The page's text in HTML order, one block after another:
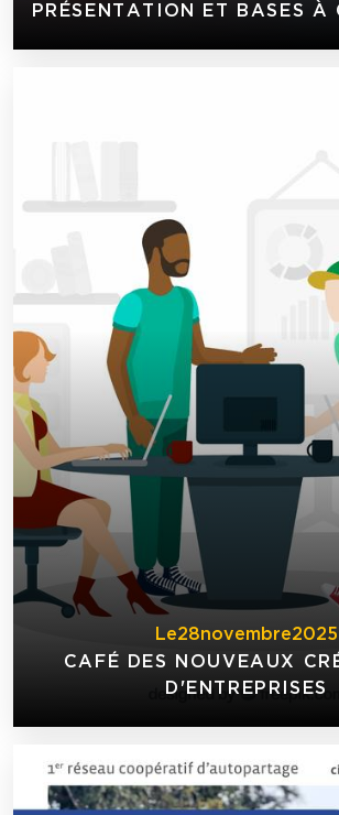
PRÉSENTATION ET BASES À
Le28novembre2025
CAFÉ DES NOUVEAUX
D'ENTREPRISES